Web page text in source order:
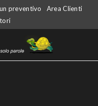
preventivo
Area Clienti